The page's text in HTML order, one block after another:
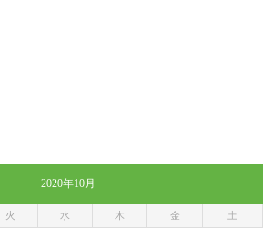
2020年10月
火 水 木 金 土